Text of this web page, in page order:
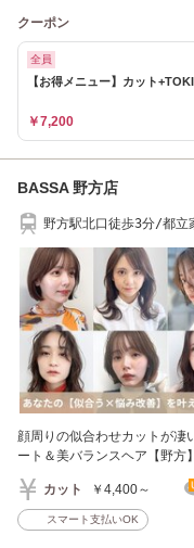
クーポン
全員
【お得メニュー】カット
￥7,200
BASSA 野方店
野方駅北口徒歩3分/都立
顔周りの似合わせカットが凄
ート＆美バランスヘア【野方】
カット ￥4,400～
スマート支払いOK